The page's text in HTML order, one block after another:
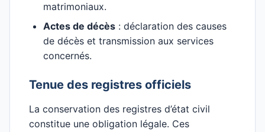
matrimoniaux.
Actes de décès : déclaration des causes
de décès et transmission aux services
concernés.
Tenue des registres officiels
La conservation des registres d’état civil
constitue une obligation légale. Ces